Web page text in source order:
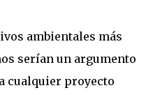
ambientales más
serían un argumento
cualquier proyecto